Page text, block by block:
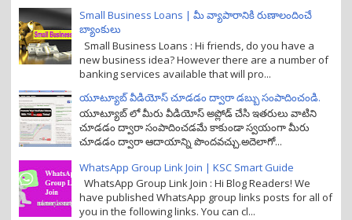
Small Business Loans | మీ వ్యాపారానికి రుణాలందించే
బ్యాంకులు
Small Business Loans : Hi friends, do you have a
new business idea? However there are a number of
banking services available that will pro...
యూట్యూబ్ వీడియోస్ చూడడం ద్వారా డబ్బు సంపాదించండి.
యూట్యూబ్ లో మీరు వీడియోస్ అప్లోడ్ చేసి ఇతరులు వాటిని
చూడడం ద్వారా సంపాదించడమే కాకుండా స్వయంగా మీరు
చూడడం ద్వారా ఆదాయాన్ని పొందవచ్చు.అదెలాగో...
WhatsApp Group Link Join | KSC Smart Guide
WhatsApp Group Link Join : Hi Blog Readers! We
have published WhatsApp group links posts for all of
you in the following links. You can cl...